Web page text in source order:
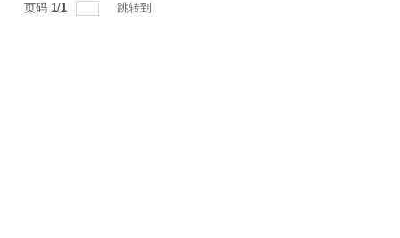
页码 1/1 跳转到